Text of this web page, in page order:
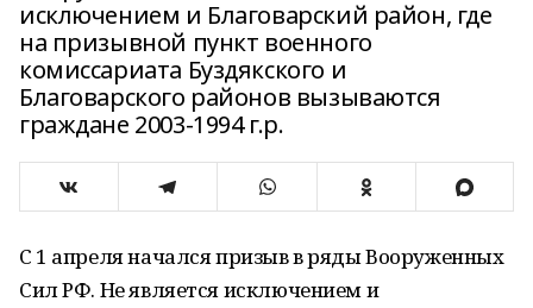
исключением и Благоварский район, где
на призывной пункт военного
комиссариата Буздякского и
Благоварского районов вызываются
граждане 2003-1994 г.р.
С 1 апреля начался призыв в ряды Вооруженных
Сил РФ. Не является исключением и